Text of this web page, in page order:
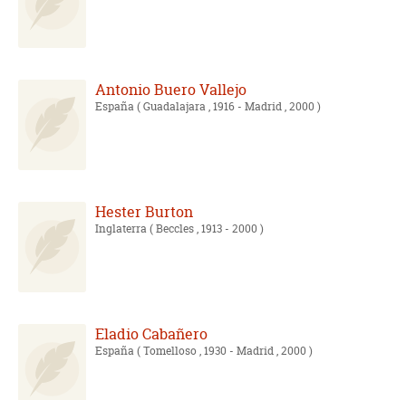
Antonio Buero Vallejo
España( Guadalajara , 1916 - Madrid , 2000 )
Hester Burton
Inglaterra( Beccles , 1913 - 2000 )
Eladio Cabañero
España( Tomelloso , 1930 - Madrid , 2000 )